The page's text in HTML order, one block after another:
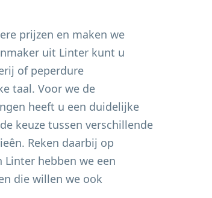
prijzen en maken we
uit Linter kunt u
of peperdure
taal. Voor we de
heeft u een duidelijke
keuze tussen verschillende
Reken daarbij op
Linter hebben we een
die willen we ook